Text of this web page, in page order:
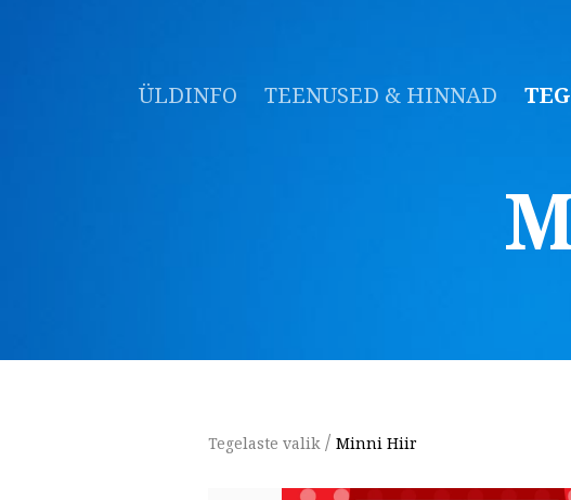
ÜLDINFO TEENUSED & HINNAD
Tegelaste valik / Minni Hiir